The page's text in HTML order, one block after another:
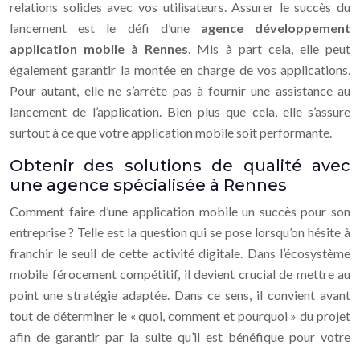
relations solides avec vos utilisateurs. Assurer le succès du
lancement est le défi d’une agence développement
application mobile à Rennes. Mis à part cela, elle peut
également garantir la montée en charge de vos applications.
Pour autant, elle ne s’arrête pas à fournir une assistance au
lancement de l’application. Bien plus que cela, elle s’assure
surtout à ce que votre application mobile soit performante.
Obtenir des solutions de qualité avec
une agence spécialisée à Rennes
Comment faire d’une application mobile un succès pour son
entreprise ? Telle est la question qui se pose lorsqu’on hésite à
franchir le seuil de cette activité digitale. Dans l’écosystème
mobile férocement compétitif, il devient crucial de mettre au
point une stratégie adaptée. Dans ce sens, il convient avant
tout de déterminer le « quoi, comment et pourquoi » du projet
afin de garantir par la suite qu’il est bénéfique pour votre